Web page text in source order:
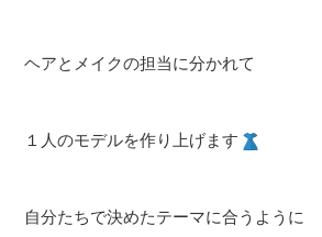
ヘアとメイクの担当に分かれて
１人のモデルを作り上げます
自分たちで決めたテーマに合うように